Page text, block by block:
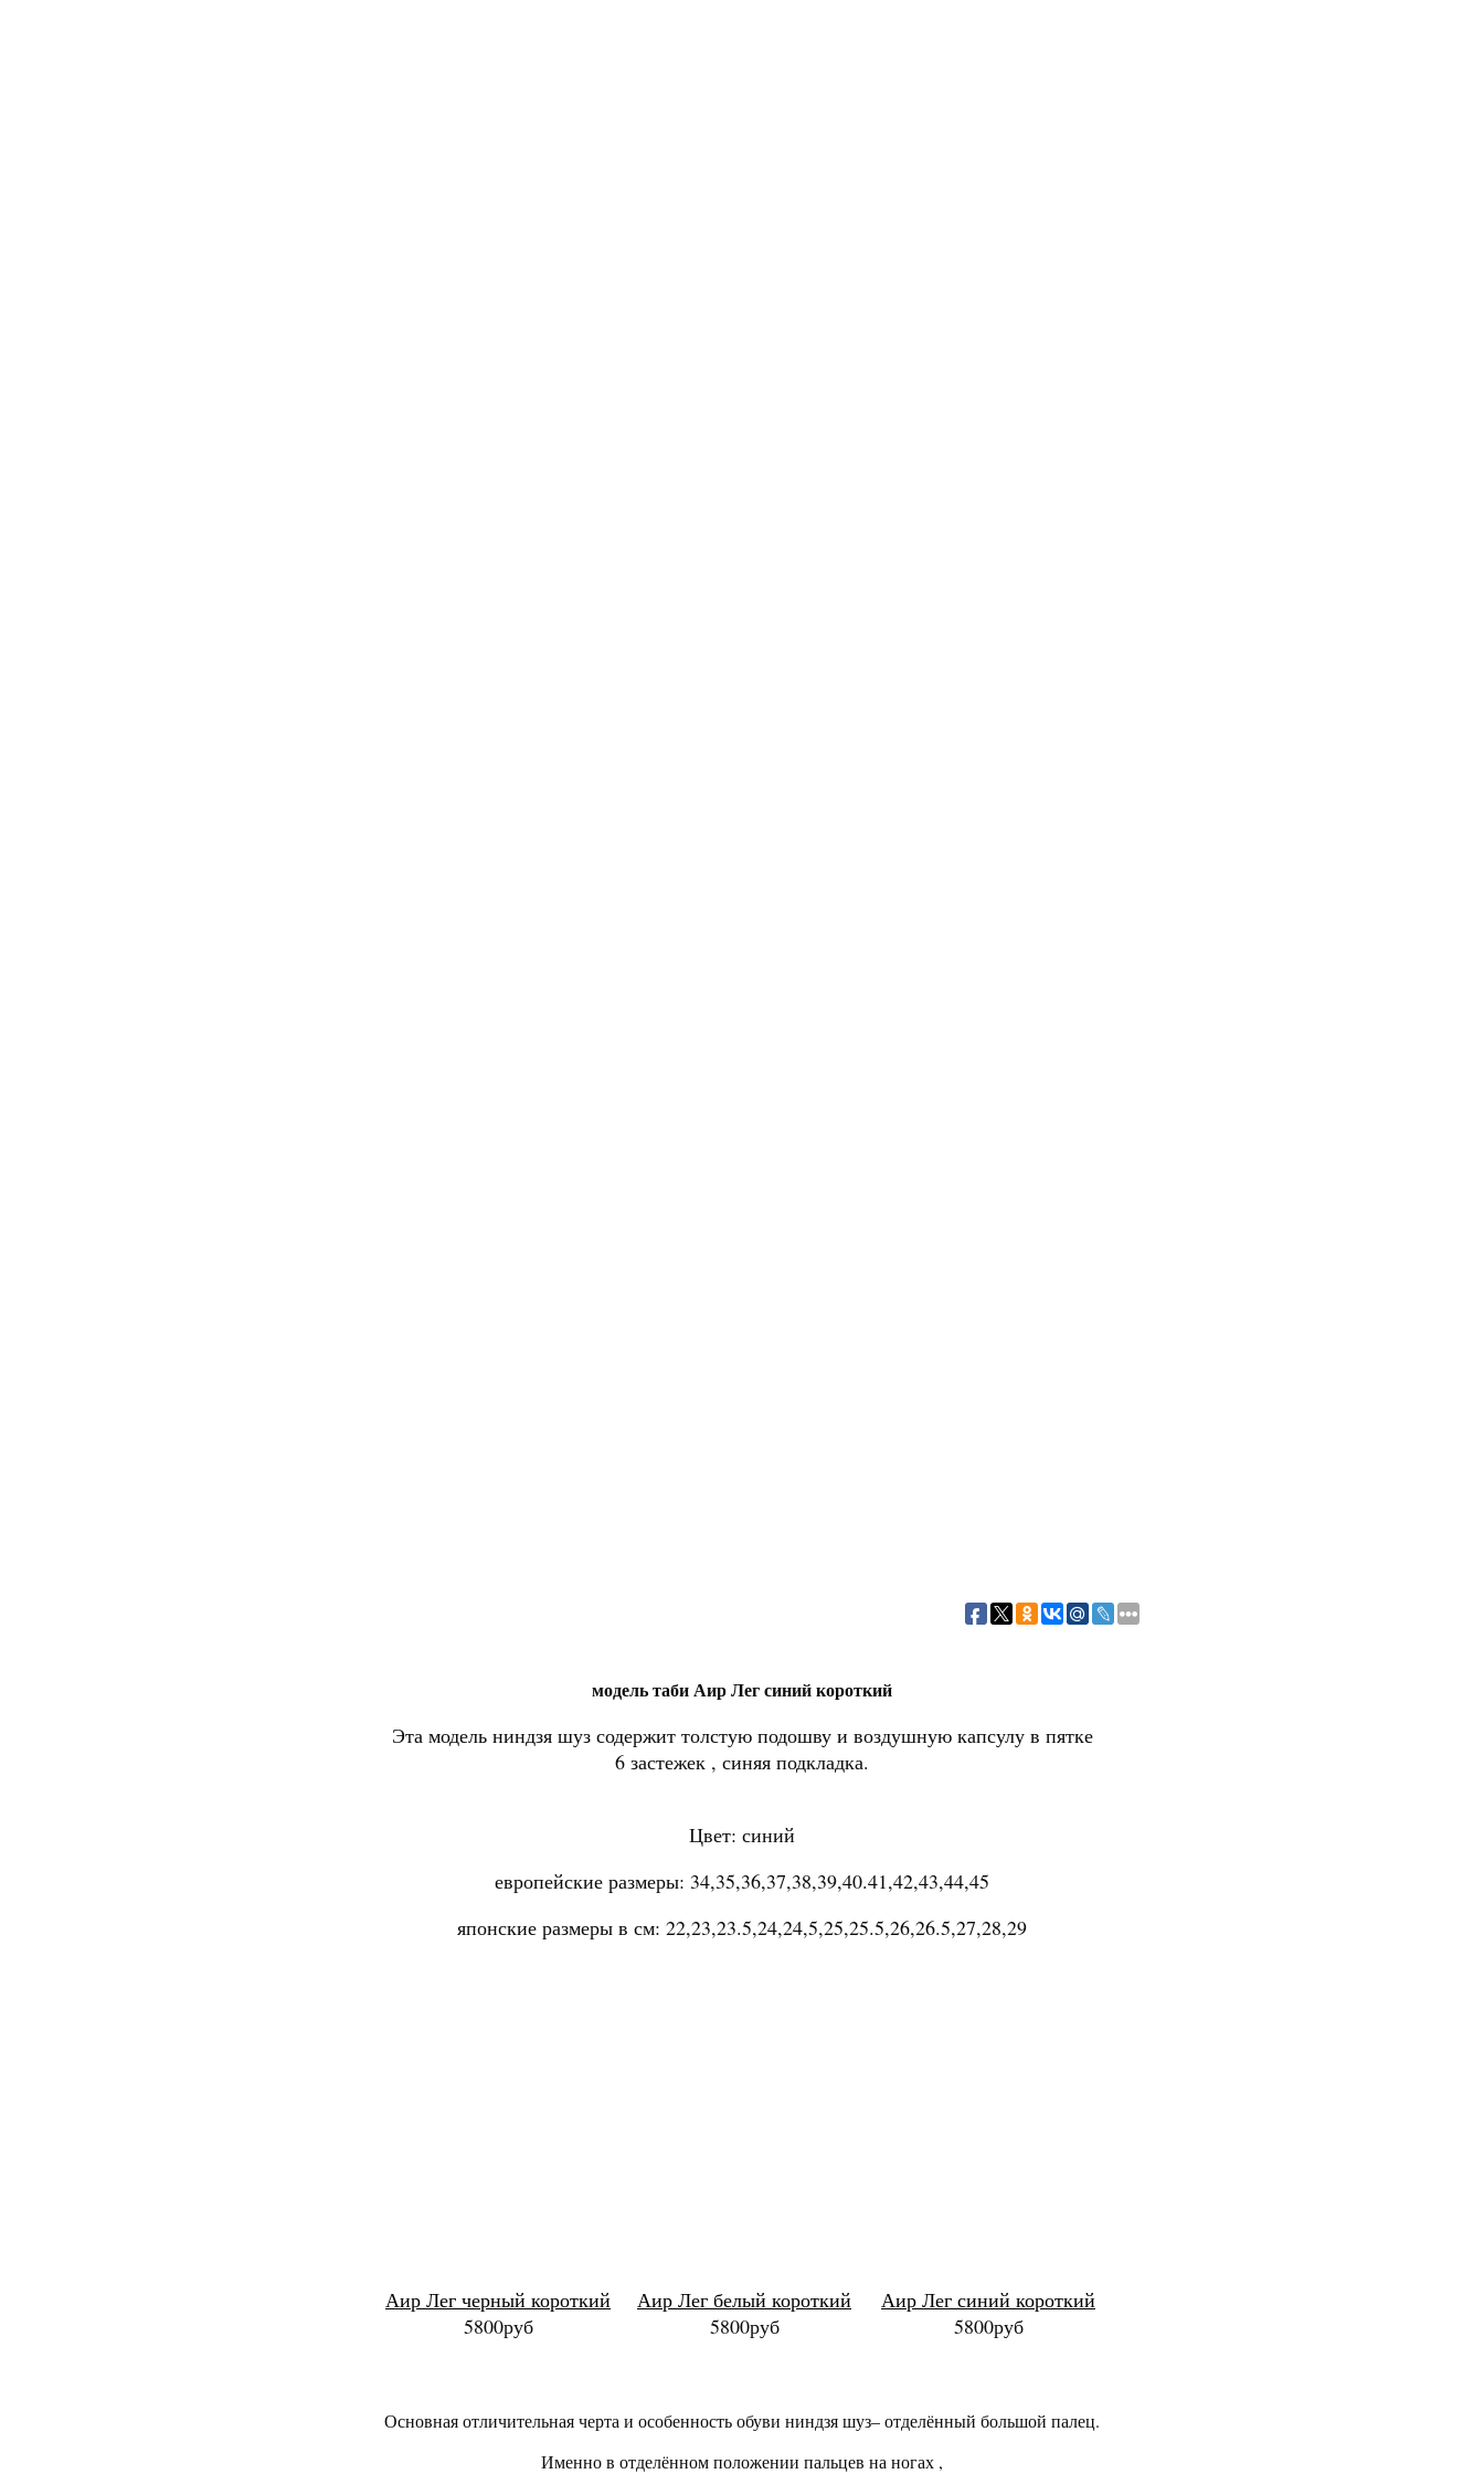
модель таби Аир Легсинийкороткий
Эта модель ниндзя шуз содержит толстую подошву и воздушную капсулу в пятке
6 застежек , синяя подкладка.
Цвет: синий
европейские размеры: 34,35,36,37,38,39,40.41,42,43,44,45
японские размеры в см: 22,23,23.5,24,24,5,25,25.5,26,26.5,27,28,29
Аир Лег черный короткий
5800руб
Аир Лег белый короткий
5800руб
Аир Лег синий короткий
5800руб
Основная отличительная черта и особенность обуви ниндзя шуз– отделённый большой палец.
Именно в отделённом положении пальцев на ногах ,